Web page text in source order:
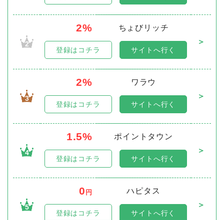
2
2%
ちょびリッチ
＞
登録はコチラ サイトへ行く
3
2%
ワラウ
＞
登録はコチラ サイトへ行く
4
1.5%
ポイントタウン
＞
登録はコチラ サイトへ行く
5
0 円
ハピタス
＞
登録はコチラ サイトへ行く